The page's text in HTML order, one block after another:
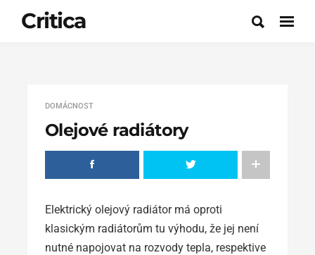
Critica
DOMÁCNOST
Olejové radiátory
Elektrický olejový radiátor má oproti
klasickým radiátorům tu výhodu, že jej není
nutné napojovat na rozvody tepla, respektive